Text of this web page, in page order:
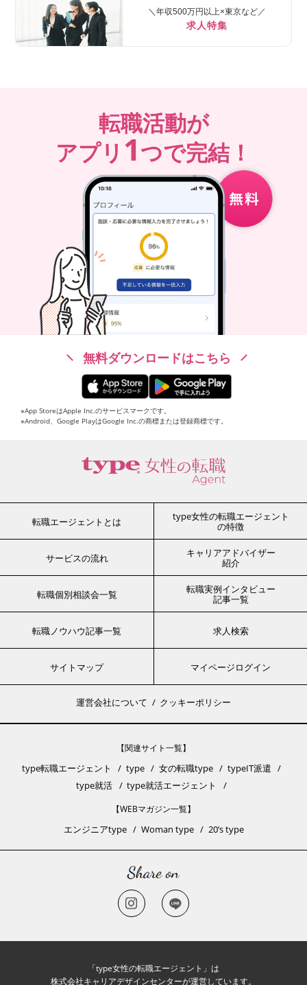
＼年収500万円以上×東京など／
求人特集
転職活動が
アプリ 1つで完結！
無料ダウンロードはこちら
※App StoreはApple Inc.のサービスマークです。
※Android、Google PlayはGoogle Inc.の商標または登録商標です。
転職エージェントとは
type女性の転職エージェント
の特徴
サービスの流れ
キャリアアドバイザー
紹介
転職個別相談会一覧
転職実例インタビュー
記事一覧
転職ノウハウ記事一覧 求人検索
サイトマップ マイページログイン
運営会社について クッキーポリシー
【関連サイト一覧】
type転職エージェント type 女の転職type
typeIT派遣
type就活
type就活エージェント
【WEBマガジン一覧】
エンジニアtype Woman type 20’s type
「type女性の転職エージェント」は
株式会社キャリアデザインセンターが運営しています。